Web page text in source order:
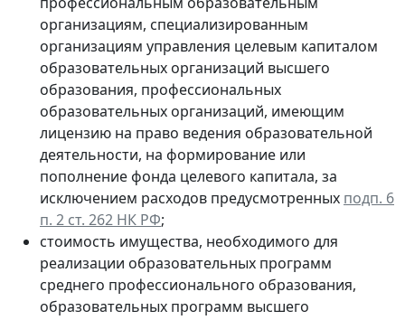
организациям, специализированным
организациям управления целевым капиталом
образовательных организаций высшего
образования, профессиональных
образовательных организаций, имеющим
лицензию на право ведения образовательной
деятельности, на формирование или
пополнение фонда целевого капитала, за
исключением расходов предусмотренных подп. 6
п. 2 ст. 262 НК РФ;
стоимость имущества, необходимого для
реализации образовательных программ
среднего профессионального образования,
образовательных программ высшего